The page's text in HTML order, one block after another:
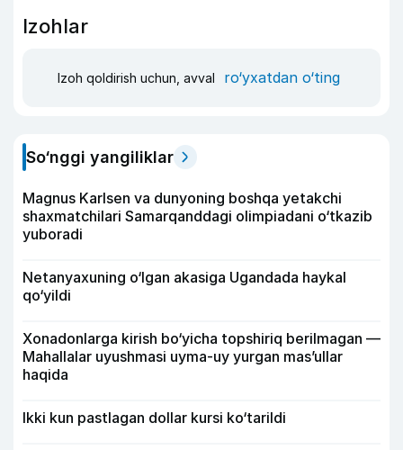
Izohlar
Izoh qoldirish uchun, avval ro‘yxatdan o‘ting
So‘nggi yangiliklar
Magnus Karlsen va dunyoning boshqa yetakchi
shaxmatchilari Samarqanddagi olimpiadani o‘tkazib
yuboradi
Netanyaxuning o‘lgan akasiga Ugandada haykal
qo‘yildi
Xonadonlarga kirish bo‘yicha topshiriq berilmagan —
Mahallalar uyushmasi uyma-uy yurgan mas’ullar
haqida
Ikki kun pastlagan dollar kursi ko‘tarildi